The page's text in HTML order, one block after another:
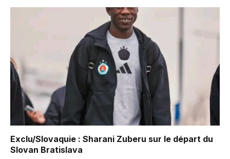
Exclu/Slovaquie : Sharani Zuberu sur le départ du
Slovan Bratislava